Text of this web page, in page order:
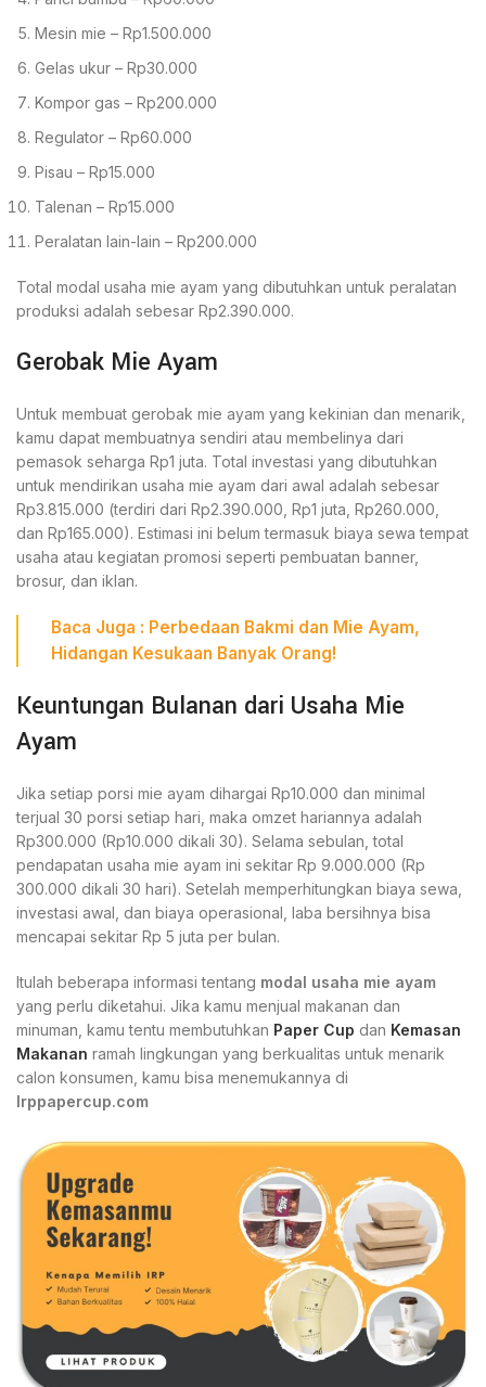
Mesin mie – Rp1.500.000
Gelas ukur – Rp30.000
Kompor gas – Rp200.000
Regulator – Rp60.000
Pisau – Rp15.000
Talenan – Rp15.000
Peralatan lain-lain – Rp200.000
Total modal usaha mie ayam yang dibutuhkan untuk peralatan
produksi adalah sebesar Rp2.390.000.
Gerobak Mie Ayam
Untuk membuat gerobak mie ayam yang kekinian dan menarik,
kamu dapat membuatnya sendiri atau membelinya dari
pemasok seharga Rp1 juta. Total investasi yang dibutuhkan
untuk mendirikan usaha mie ayam dari awal adalah sebesar
Rp3.815.000 (terdiri dari Rp2.390.000, Rp1 juta, Rp260.000,
dan Rp165.000). Estimasi ini belum termasuk biaya sewa tempat
usaha atau kegiatan promosi seperti pembuatan banner,
brosur, dan iklan.
Baca Juga : Perbedaan Bakmi dan Mie Ayam,
Hidangan Kesukaan Banyak Orang!
Keuntungan Bulanan dari Usaha Mie
Ayam
Jika setiap porsi mie ayam dihargai Rp10.000 dan minimal
terjual 30 porsi setiap hari, maka omzet hariannya adalah
Rp300.000 (Rp10.000 dikali 30). Selama sebulan, total
pendapatan usaha mie ayam ini sekitar Rp 9.000.000 (Rp
300.000 dikali 30 hari). Setelah memperhitungkan biaya sewa,
investasi awal, dan biaya operasional, laba bersihnya bisa
mencapai sekitar Rp 5 juta per bulan.
Itulah beberapa informasi tentang modal usaha mie ayam
yang perlu diketahui. Jika kamu menjual makanan dan
minuman, kamu tentu membutuhkan Paper Cup dan Kemasan
Makanan ramah lingkungan yang berkualitas untuk menarik
calon konsumen, kamu bisa menemukannya di
Irppapercup.com